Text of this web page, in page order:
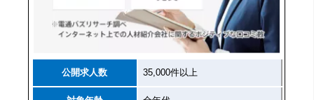
公開求人数 35,000件以上